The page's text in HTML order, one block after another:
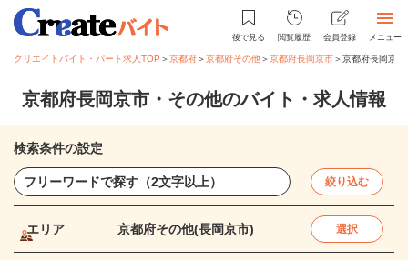
後で見る 閲覧履歴 会員登録 メニュー
クリエイトバイト・パート求人TOP ＞京都府＞京都府その他＞京都府長岡京市＞京都府長岡京
京都府長岡京市・その他のバイト・求人情報
検索条件の設定
絞り込む
エリア 京都府その他(長岡京市) 選択